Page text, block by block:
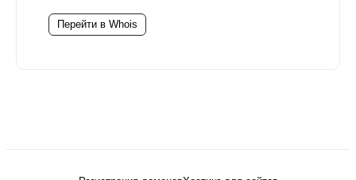
Перейти в Whois